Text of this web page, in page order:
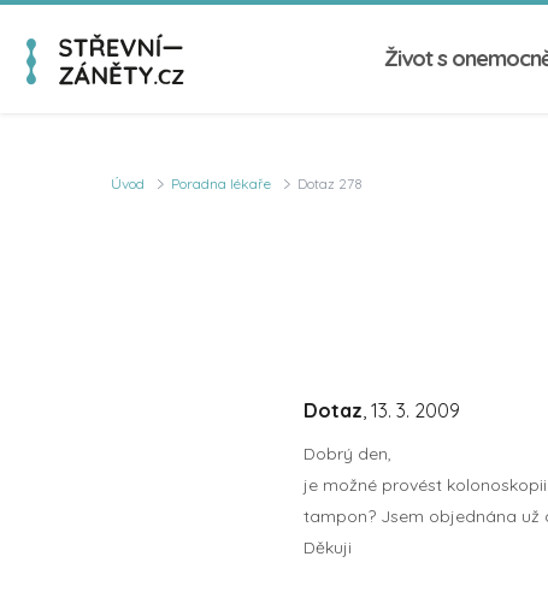
Život s
Úvod Poradna lékaře Dotaz 278
Dotaz, 13. 3. 2009
Dobrý den,
je možné provést
tampon? Jsem objednána už
Děkuji